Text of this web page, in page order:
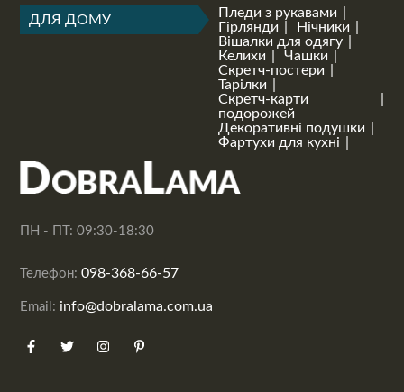
ДЛЯ ДОМУ
Пледи з рукавами
Гірлянди
Нічники
Вішалки для одягу
Келихи
Чашки
Скретч-постери
Тарілки
Скретч-карти
подорожей
Декоративні подушки
Фартухи для кухні
ПН - ПТ: 09:30-18:30
Телефон:098-368-66-57
Email: info@dobralama.com.ua